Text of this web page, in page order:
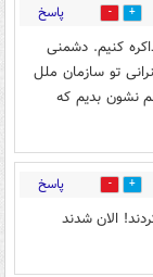
0 پاسخ
کنیم. دشمنی
تو سازمان ملل
نشون بدیم که
0 پاسخ
الان شدند